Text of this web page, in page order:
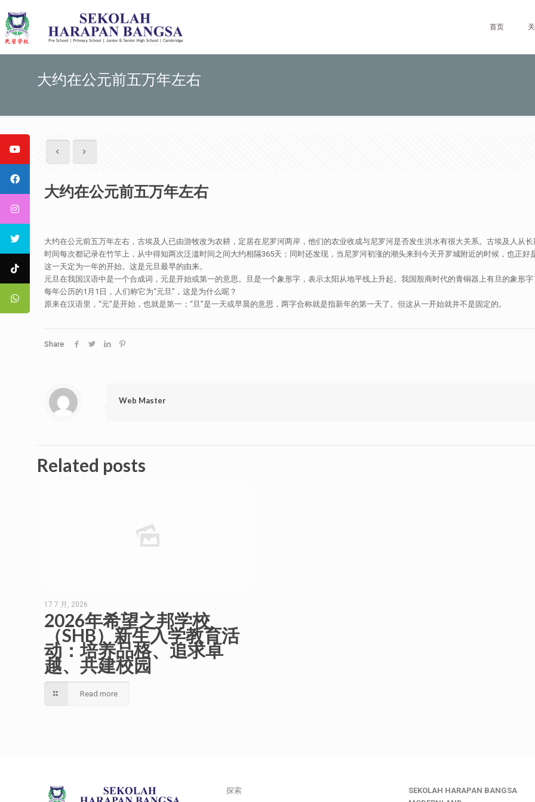
首页
大约在公元前五万年左右
大约在公元前五万年左右
大约在公元前五万年左右，古埃及人已由游牧改为农耕，定居在尼罗河两岸，他们的农业收成与尼罗河是否发生洪水有很大关系。古埃及人从
时间每次都记录在竹竿上，从中得知两次泛滥时间之间大约相隔365天；同时还发现，当尼罗河初涨的潮头来到今天开罗城附近的时候，也正
这一天定为一年的开始。这是元旦最早的由来。
元旦在我国汉语中是一个合成词，元是开始或第一的意思。旦是一个象形字，表示太阳从地平线上升起。我国殷商时代的青铜器上有旦的象形字
每年公历的1月1日，人们称它为“元旦”，这是为什么呢？
原来在汉语里，“元”是开始，也就是第一；“旦”是一天或早晨的意思，两字合称就是指新年的第一天了。但这从一开始就并不是固定的。
Share
Web Master
Related posts
17 7 月, 2026
2026年希望之邦学校
（SHB）新生入学教育活
动：培养品格、追求卓
越、共建校园
Read more
探索
SEKOLAH HARAPAN BANGSA